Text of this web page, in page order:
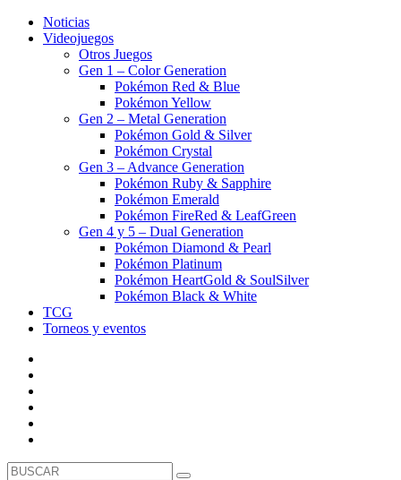
Noticias
Videojuegos
Otros Juegos
Gen 1 – Color Generation
Pokémon Red & Blue
Pokémon Yellow
Gen 2 – Metal Generation
Pokémon Gold & Silver
Pokémon Crystal
Gen 3 – Advance Generation
Pokémon Ruby & Sapphire
Pokémon Emerald
Pokémon FireRed & LeafGreen
Gen 4 y 5 – Dual Generation
Pokémon Diamond & Pearl
Pokémon Platinum
Pokémon HeartGold & SoulSilver
Pokémon Black & White
TCG
Torneos y eventos